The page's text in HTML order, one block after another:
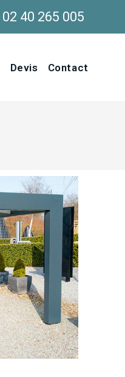
02 40 265 005
Devis Contact